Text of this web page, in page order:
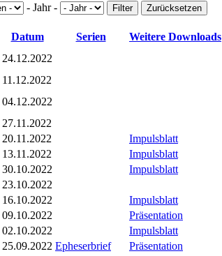
- Jahr - Filter Zurücksetzen
Datum Serien
Weitere Downloads
24.12.2022
11.12.2022
04.12.2022
27.11.2022
20.11.2022
Impulsblatt
13.11.2022
Impulsblatt
30.10.2022
Impulsblatt
23.10.2022
16.10.2022
Impulsblatt
09.10.2022
Präsentation
02.10.2022
Impulsblatt
25.09.2022 Epheserbrief Präsentation